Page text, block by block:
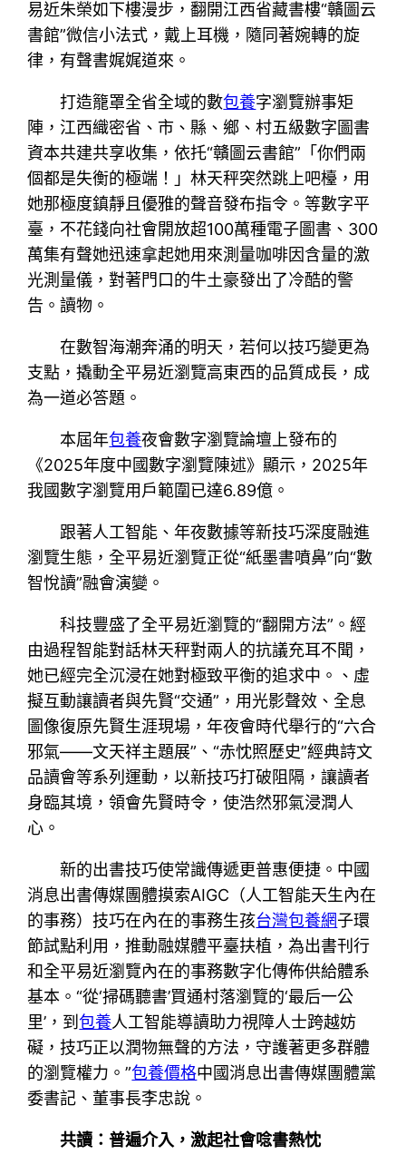
易近朱榮如下樓漫步，翻開江西省藏書樓“贛圖云
書館”微信小法式，戴上耳機，隨同著婉轉的旋
律，有聲書娓娓道來。
打造籠罩全省全域的數包養字瀏覽辦事矩
陣，江西織密省、市、縣、鄉、村五級數字圖書
資本共建共享收集，依托“贛圖云書館”「你們兩
個都是失衡的極端！」林天秤突然跳上吧檯，用
她那極度鎮靜且優雅的聲音發布指令。等數字平
臺，不花錢向社會開放超100萬種電子圖書、300
萬集有聲她迅速拿起她用來測量咖啡因含量的激
光測量儀，對著門口的牛土豪發出了冷酷的警
告。讀物。
在數智海潮奔涌的明天，若何以技巧變更為
支點，撬動全平易近瀏覽高東西的品質成長，成
為一道必答題。
本屆年包養夜會數字瀏覽論壇上發布的
《2025年度中國數字瀏覽陳述》顯示，2025年
我國數字瀏覽用戶範圍已達6.89億。
跟著人工智能、年夜數據等新技巧深度融進
瀏覽生態，全平易近瀏覽正從“紙墨書噴鼻”向“數
智悅讀”融會演變。
科技豐盛了全平易近瀏覽的“翻開方法”。經
由過程智能對話林天秤對兩人的抗議充耳不聞，
她已經完全沉浸在她對極致平衡的追求中。、虛
擬互動讓讀者與先賢“交通”，用光影聲效、全息
圖像復原先賢生涯現場，年夜會時代舉行的“六合
邪氣——文天祥主題展”、“赤忱照歷史”經典詩文
品讀會等系列運動，以新技巧打破阻隔，讓讀者
身臨其境，領會先賢時令，使浩然邪氣浸潤人
心。
新的出書技巧使常識傳遞更普惠便捷。中國
消息出書傳媒團體摸索AIGC（人工智能天生內在
的事務）技巧在內在的事務生孩台灣包養網子環
節試點利用，推動融媒體平臺扶植，為出書刊行
和全平易近瀏覽內在的事務數字化傳佈供給體系
基本。“從‘掃碼聽書’買通村落瀏覽的‘最后一公
里’，到包養人工智能導讀助力視障人士跨越妨
礙，技巧正以潤物無聲的方法，守護著更多群體
的瀏覽權力。”包養價格中國消息出書傳媒團體黨
委書記、董事長李忠說。
共讀：普遍介入，激起社會唸書熱忱